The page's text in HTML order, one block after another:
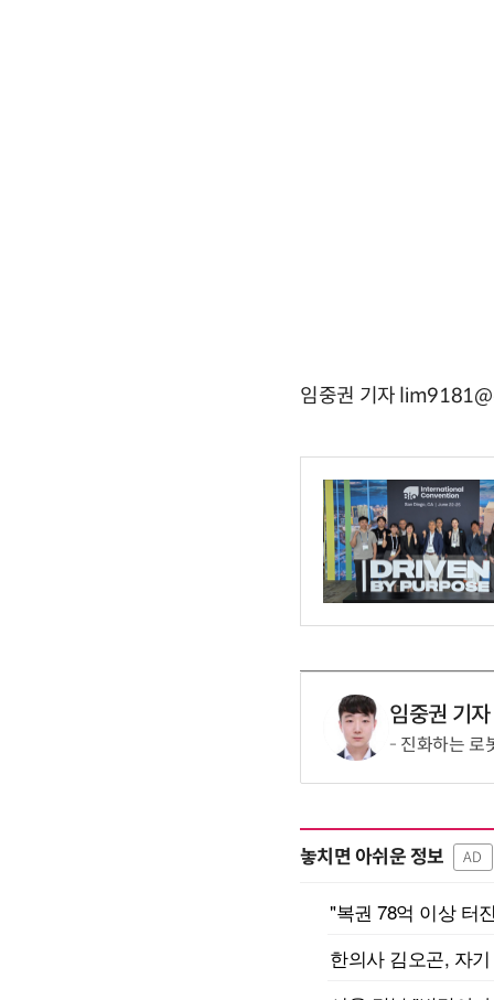
임중권 기자
임중권 기자
진화하는
놓치면 아쉬운 정보 AD